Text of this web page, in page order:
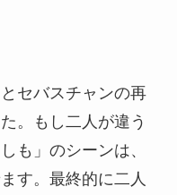
セバスチャンの再
。もし二人が違う
も」のシーンは、
す。最終的に二人